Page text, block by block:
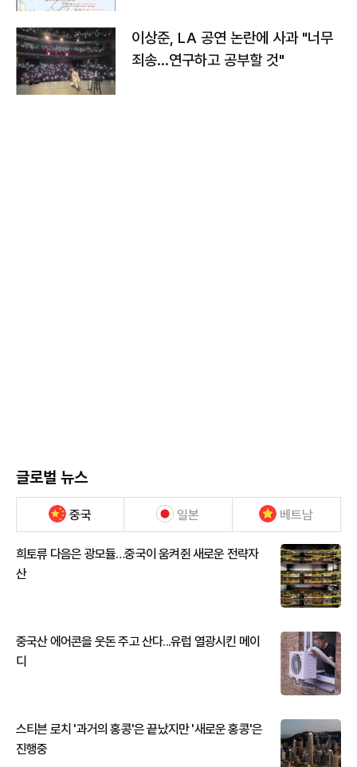
이상준, LA 공연 논란에 사과 "너무
죄송…연구하고 공부할 것"
글로벌 뉴스
중국 일본 베트남
희토류 다음은 광모듈…중국이 움켜쥔 새로운 전략자
산
중국산 에어콘을 웃돈 주고 산다...유럽 열광시킨 메이
디
스티븐 로치 '과거의 홍콩'은 끝났지만 '새로운 홍콩'은
진행중